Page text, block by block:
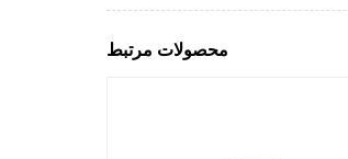
محصولات مرتبط